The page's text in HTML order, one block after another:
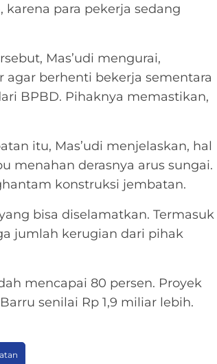
para pekerja sedang
Mas’udi mengurai,
berhenti bekerja sementara
BPBD. Pihaknya memastikan,
itu, Mas’udi menjelaskan, hal
menahan derasnya arus sungai.
konstruksi jembatan.
bisa diselamatkan. Termasuk
jumlah kerugian dari pihak
mencapai 80 persen. Proyek
senilai Rp 1,9 miliar lebih.